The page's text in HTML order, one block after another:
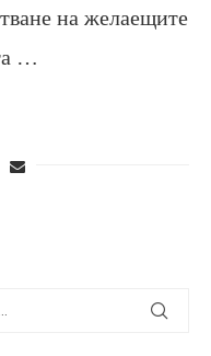
на желаещите
…